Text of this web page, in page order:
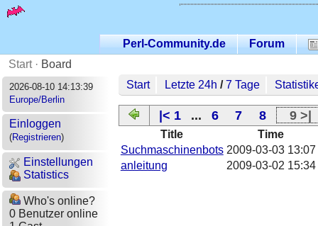
Perl-Community.de
Forum
Start· Board
2026-08-10 14:13:39
Europe/Berlin
Einloggen
(Registrieren)
Einstellungen
Statistics
Who's online?
0 Benutzer online
Start Letzte 24h /7 Tage
|< 1 ... 6 7 8 9 >|
Title
Time
Suchmaschinenbots 2009-03-03 13:07
anleitung
2009-03-02 15:34